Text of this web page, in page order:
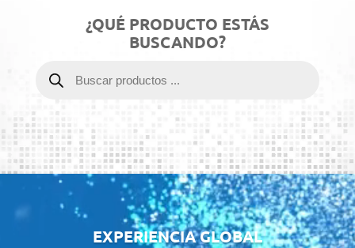
¿QUÉ PRODUCTO ESTÁS
BUSCANDO?
productos
Reproductor
vídeo
EXPERIENCIA GLOBAL